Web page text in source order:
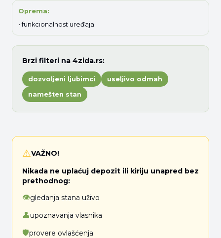
Oprema:
• funkcionalnost uređaja
Brzi filteri na 4zida.rs:
dozvoljeni ljubimci useljivo odmah
namešten stan
⚠VAŽNO!
Nikada ne uplaćuj depozit ili kiriju unapred bez
prethodnog:
👁gledanja stana uživo
👤upoznavanja vlasnika
🛡provere ovlašćenja